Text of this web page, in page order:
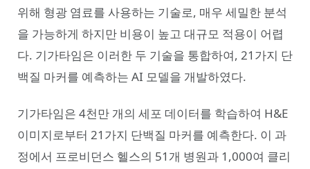
위해 형광 염료를 사용하는 기술로, 매우 세밀한 분석
을 가능하게 하지만 비용이 높고 대규모 적용이 어렵
다. 기가타임은 이러한 두 기술을 통합하여, 21가지 단
백질 마커를 예측하는 AI 모델을 개발하였다.
기가타임은 4천만 개의 세포 데이터를 학습하여 H&E
이미지로부터 21가지 단백질 마커를 예측한다. 이 과
정에서 프로비던스 헬스의 51개 병원과 1,000여 클리